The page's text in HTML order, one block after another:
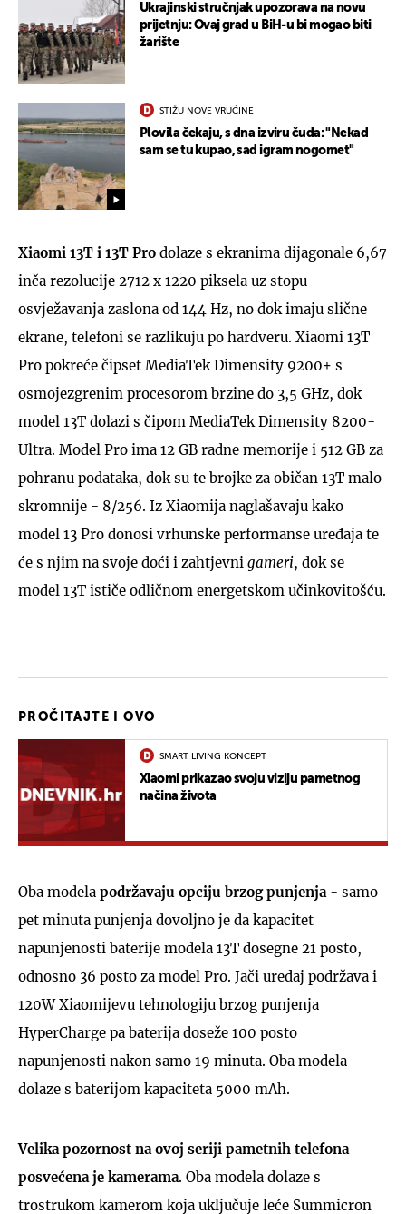
Ukrajinski stručnjak upozorava na novu
prijetnju: Ovaj grad u BiH-u bi mogao biti
žarište
STIŽU NOVE VRUĆINE
Plovila čekaju, s dna izviru čuda: "Nekad
sam se tu kupao, sad igram nogomet"
Xiaomi 13T i 13T Pro dolaze s ekranima dijagonale 6,67
inča rezolucije 2712 x 1220 piksela uz stopu
osvježavanja zaslona od 144 Hz, no dok imaju slične
ekrane, telefoni se razlikuju po hardveru. Xiaomi 13T
Pro pokreće čipset MediaTek Dimensity 9200+ s
osmojezgrenim procesorom brzine do 3,5 GHz, dok
model 13T dolazi s čipom MediaTek Dimensity 8200-
Ultra. Model Pro ima 12 GB radne memorije i 512 GB za
pohranu podataka, dok su te brojke za običan 13T malo
skromnije - 8/256. Iz Xiaomija naglašavaju kako
model 13 Pro donosi vrhunske performanse uređaja te
će s njim na svoje doći i zahtjevni gameri, dok se
model 13T ističe odličnom energetskom učinkovitošću.
PROČITAJTE I OVO
SMART LIVING KONCEPT
Xiaomi prikazao svoju viziju pametnog
načina života
Oba modela podržavaju opciju brzog punjenja - samo
pet minuta punjenja dovoljno je da kapacitet
napunjenosti baterije modela 13T dosegne 21 posto,
odnosno 36 posto za model Pro. Jači uređaj podržava i
120W Xiaomijevu tehnologiju brzog punjenja
HyperCharge pa baterija doseže 100 posto
napunjenosti nakon samo 19 minuta. Oba modela
dolaze s baterijom kapaciteta 5000 mAh.
Velika pozornost na ovoj seriji pametnih telefona
posvećena je kamerama. Oba modela dolaze s
trostrukom kamerom koja uključuje leće Summicron